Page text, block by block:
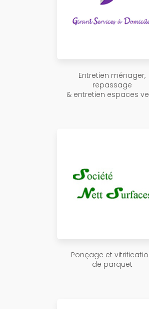
Entretien ménager,
repassage
& entretien espaces
Ponçage et
de parquet